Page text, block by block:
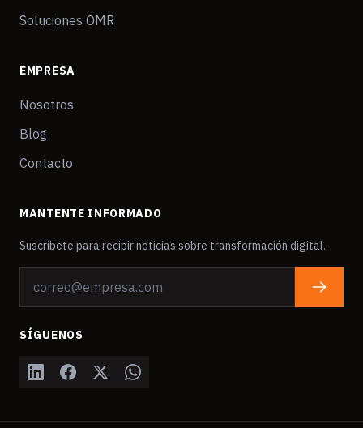
Soluciones OMR
EMPRESA
Nosotros
Blog
Contacto
MANTENTE INFORMADO
Suscríbete para recibir noticias sobre transformación digital.
SÍGUENOS